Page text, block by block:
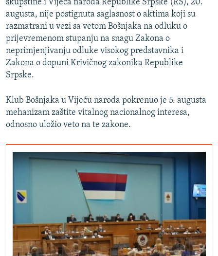
skupštine i Vijeća naroda Republike Srpske (RS), 20.
augusta, nije postignuta saglasnost o aktima koji su
razmatrani u vezi sa vetom Bošnjaka na odluku o
prijevremenom stupanju na snagu Zakona o
neprimjenjivanju odluke visokog predstavnika i
Zakona o dopuni Krivičnog zakonika Republike
Srpske.
Klub Bošnjaka u Vijeću naroda pokrenuo je 5. augusta
mehanizam zaštite vitalnog nacionalnog interesa,
odnosno uložio veto na te zakone.